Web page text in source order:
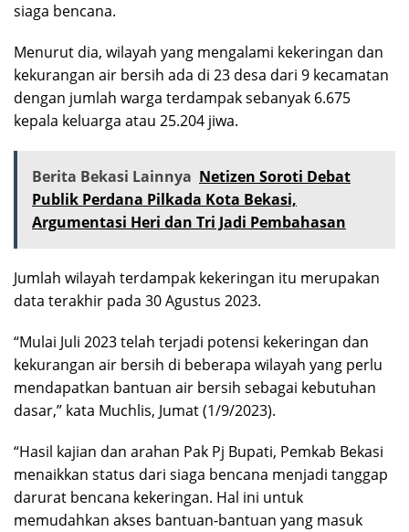
siaga bencana.
Menurut dia, wilayah yang mengalami kekeringan dan
kekurangan air bersih ada di 23 desa dari 9 kecamatan
dengan jumlah warga terdampak sebanyak 6.675
kepala keluarga atau 25.204 jiwa.
Berita Bekasi Lainnya Netizen Soroti Debat
Publik Perdana Pilkada Kota Bekasi,
Argumentasi Heri dan Tri Jadi Pembahasan
Jumlah wilayah terdampak kekeringan itu merupakan
data terakhir pada 30 Agustus 2023.
“Mulai Juli 2023 telah terjadi potensi kekeringan dan
kekurangan air bersih di beberapa wilayah yang perlu
mendapatkan bantuan air bersih sebagai kebutuhan
dasar,” kata Muchlis, Jumat (1/9/2023).
“Hasil kajian dan arahan Pak Pj Bupati, Pemkab Bekasi
menaikkan status dari siaga bencana menjadi tanggap
darurat bencana kekeringan. Hal ini untuk
memudahkan akses bantuan-bantuan yang masuk